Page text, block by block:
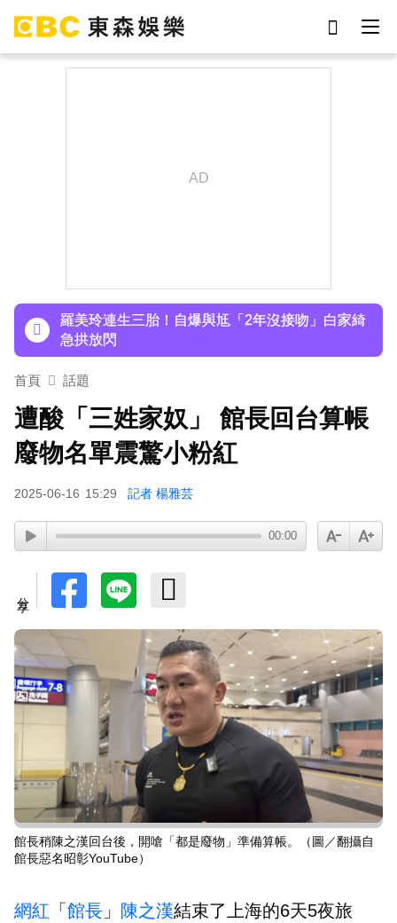
咽憶亡母吐心聲
羅美玲連生三胎！自爆與尪「2年沒接吻」白家綺
急拱放閃
下載東森App，隨時掌握天下大小事！
王彩樺現身味全龍開球！鬆口「最後一次調整」哽
咽憶亡母吐心聲
首頁 話題
遭酸「三姓家奴」 館長回台算帳
廢物名單震驚小粉紅
2025-06-16 15:29 記者 楊雅芸
00:00
館長稍陳之漢回台後，開嗆「都是廢物」準備算帳。（圖／翻攝自
館長惡名昭彰YouTube）
網紅 「 館長 」 陳之漢結束了上海的6天5夜旅